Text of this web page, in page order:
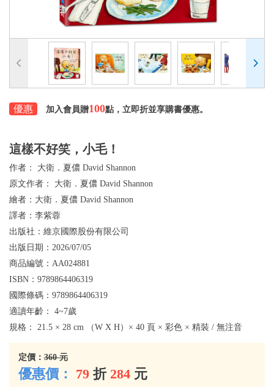
優惠 加入會員贈100點，立即折並享購書優惠。
這樣不好笑，小毛！
作者： 大衛．夏儂 David Shannon
原文作者： 大衛．夏儂 David Shannon
繪者： 大衛．夏儂 David Shannon
譯者： 李紫蓉
出版社： 維京國際股份有限公司
出版日期： 2026/07/05
商品編號： AA024881
ISBN： 9789864406319
國際條碼： 9789864406319
適讀年齡： 4~7歲
規格： 21.5 × 28 cm （W X H）× 40 頁 × 彩色 × 精裝 / 無注音
定價： 360 元
優惠價： 79 折 284 元